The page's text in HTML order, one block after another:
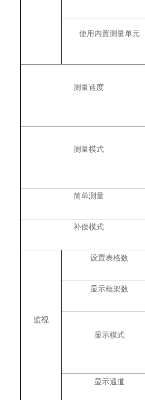
使用内置测量单元
测量速度
测量模式
简单测量
补偿模式
监视
设置表格数
显示框架数
显示模式
显示通道